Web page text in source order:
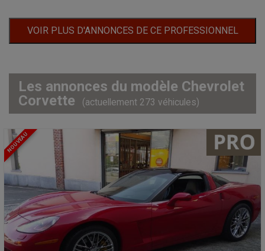
VOIR PLUS D'ANNONCES DE CE PROFESSIONNEL
Les annonces du modèle Chevrolet
Corvette
(actuellement 273 véhicules)
NOUVEAU